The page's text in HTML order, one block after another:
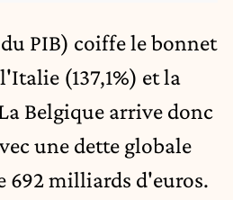
du PIB) coiffe le bonnet
(137,1%) et la
Belgique arrive donc
une dette globale
692 milliards d'euros.